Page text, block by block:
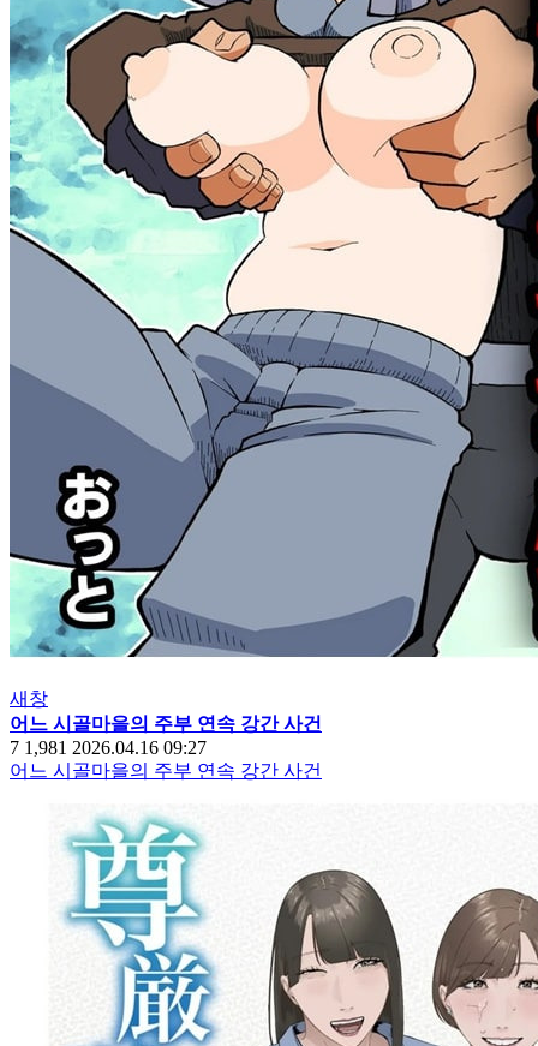
새창
어느 시골마을의 주부 연속 강간 사건
7 1,981 2026.04.16 09:27
어느 시골마을의 주부 연속 강간 사건